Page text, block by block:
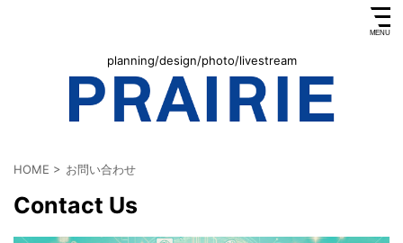
planning/design/photo/livestream
HOME > お問い合わせ
Contact Us